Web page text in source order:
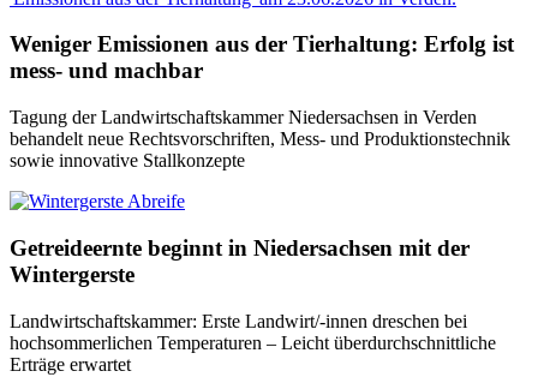
Weniger Emissionen aus der Tierhaltung: Erfolg ist
mess- und machbar
Tagung der Landwirtschaftskammer Niedersachsen in Verden
behandelt neue Rechtsvorschriften, Mess- und Produktionstechnik
sowie innovative Stallkonzepte
Getreideernte beginnt in Niedersachsen mit der
Wintergerste
Landwirtschaftskammer: Erste Landwirt/-innen dreschen bei
hochsommerlichen Temperaturen – Leicht überdurchschnittliche
Erträge erwartet